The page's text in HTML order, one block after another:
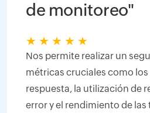
de monitoreo"
★ ★ ★ ★ ★
Nos permite realizar un
métricas cruciales como
respuesta, la utilización de
error y el rendimiento de las